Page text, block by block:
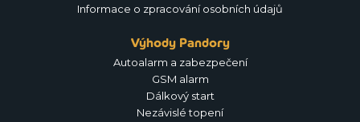
Informace o zpracování osobních údajů
Výhody Pandory
Autoalarm a zabezpečení
GSM alarm
Dálkový start
Nezávislé topení